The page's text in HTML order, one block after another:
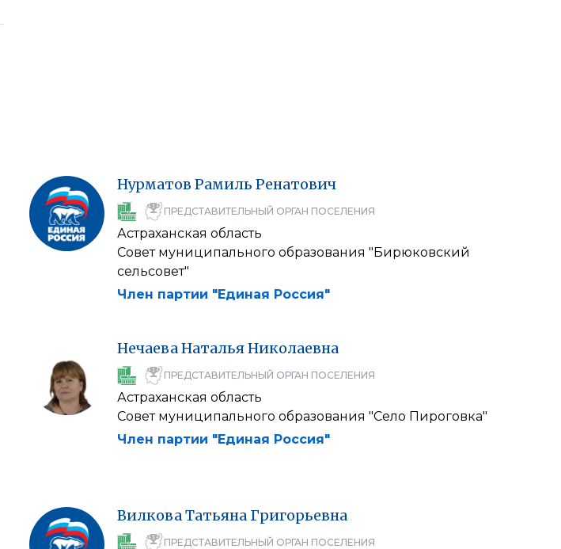
Нурматов Рамиль Ренатович
ПРЕДСТАВИТЕЛЬНЫЙ ОРГАН ПОСЕЛЕНИЯ
Астраханская область
Совет муниципального образования "Бирюковский
сельсовет"
Член партии "Единая Россия"
НечаеваНатальяНиколаевна
ПРЕДСТАВИТЕЛЬНЫЙ ОРГАН ПОСЕЛЕНИЯ
Астраханская область
Совет муниципального образования "Село Пироговка"
Член партии "Единая Россия"
ВилковаТатьяна Григорьевна
ПРЕДСТАВИТЕЛЬНЫЙ ОРГАН ПОСЕЛЕНИЯ